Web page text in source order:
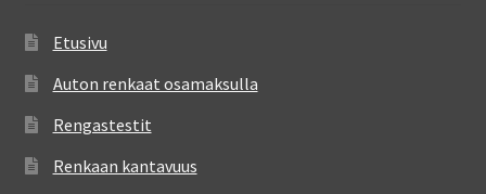
Etusivu
Auton renkaat osamaksulla
Rengastestit
Renkaan kantavuus